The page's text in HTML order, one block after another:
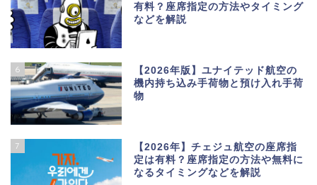
有料？座席指定の方法やタイミング
などを解説
6
【2026年版】ユナイテッド航空の
機内持ち込み手荷物と預け入れ手荷
物
7
【2026年】チェジュ航空の座席指
定は有料？座席指定の方法や無料に
なるタイミングなどを解説